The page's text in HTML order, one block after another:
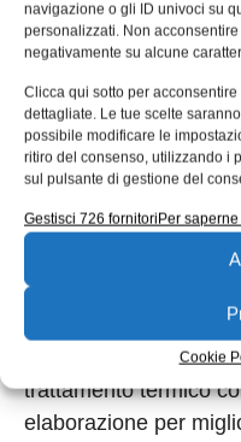
navigazione o gli ID univoci su
personalizzati. Non
negativamente su alcune
Clicca qui sotto per
dettagliate. Le tue scelte
possibile modificare le
ritiro del consenso, utilizzando i
sul pulsante di gestione del
Gestisci 726 fornitoriPer
Cookie
Il materiale CuCr1Zr
rame comunemente
resistenza elevata ed
termica ed elettrica.
trattamento termico
elaborazione per